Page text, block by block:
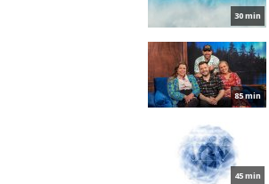
30 min
85 min
45 min